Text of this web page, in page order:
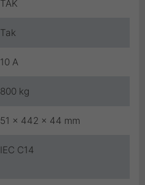
TAK
Tak
10 A
800 kg
51 x 442 x 44 mm
IEC C14